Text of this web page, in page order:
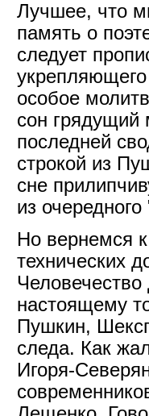
Лучшее, что
память о
следует
особое
сон грядущий
последней
строкой из
сне
из
Но вернемся
технических
настоящему
Пушкин,
следа. Как
Игоря-